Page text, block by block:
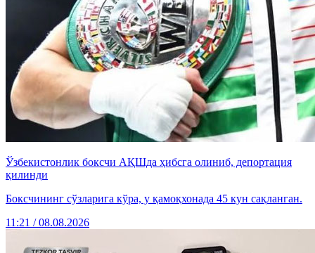
Ўзбекистонлик боксчи АҚШда ҳибсга олиниб, депортация
қилинди
Боксчининг сўзларига кўра, у қамоқхонада 45 кун сақланган.
11:21 / 08.08.2026